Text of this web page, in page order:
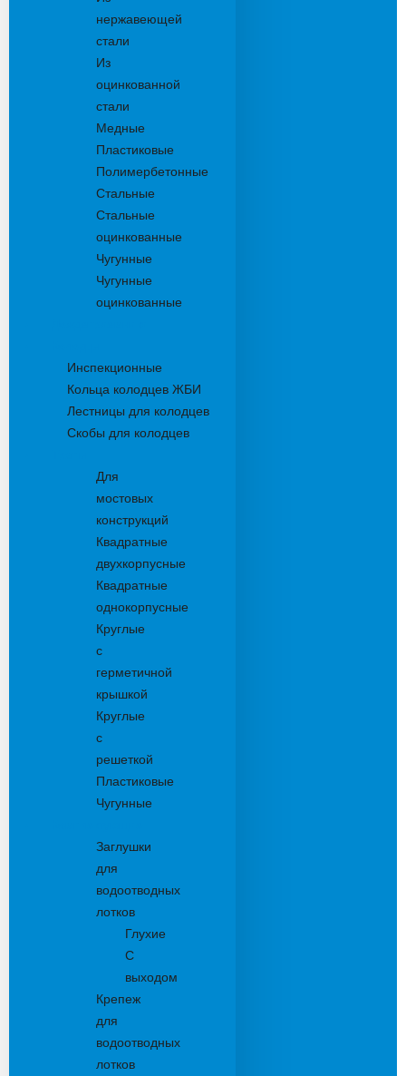
нержавеющей
стали
Из
оцинкованной
стали
Медные
Пластиковые
Полимербетонные
Стальные
Стальные
оцинкованные
Чугунные
Чугунные
оцинкованные
Инспекционные
Кольца колодцев ЖБИ
Лестницы для колодцев
Скобы для колодцев
Для
мостовых
конструкций
Квадратные
двухкорпусные
Квадратные
однокорпусные
Круглые
с
герметичной
крышкой
Круглые
с
решеткой
Пластиковые
Чугунные
Заглушки
для
водоотводных
лотков
Глухие
С
выходом
Крепеж
для
водоотводных
лотков